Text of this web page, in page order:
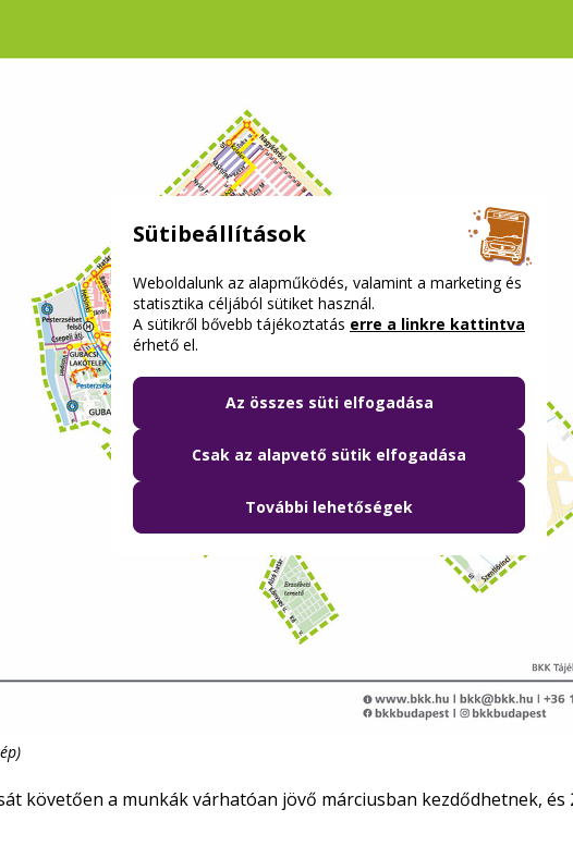
követően a munkák várhatóan jövő márciusban kezdődhetnek, és
Sütibeállítások
Weboldalunk az alapműködés, valamint a marketing és
statisztika céljából sütiket használ.
A sütikről bővebb tájékoztatás erre a linkre kattintva
érhető el.
Az összes süti elfogadása
Csak az alapvető sütik elfogadása
További lehetőségek